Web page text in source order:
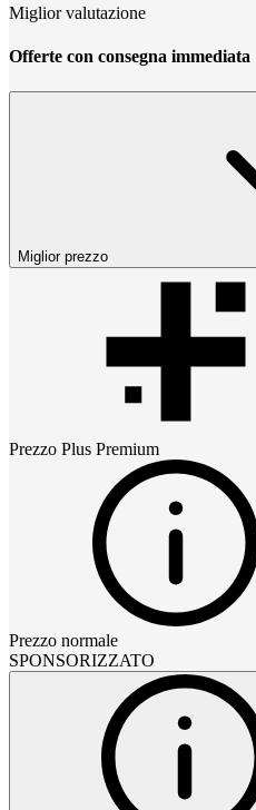
Miglior valutazione
Offerte con consegna immediata
Miglior prezzo
Prezzo Plus Premium
Prezzo normale
SPONSORIZZATO